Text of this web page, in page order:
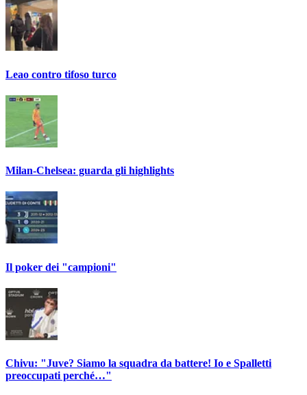
Leao contro tifoso turco
Milan-Chelsea: guarda gli highlights
Il poker dei "campioni"
Chivu: "Juve? Siamo la squadra da battere! Io e Spalletti
preoccupati perché…"